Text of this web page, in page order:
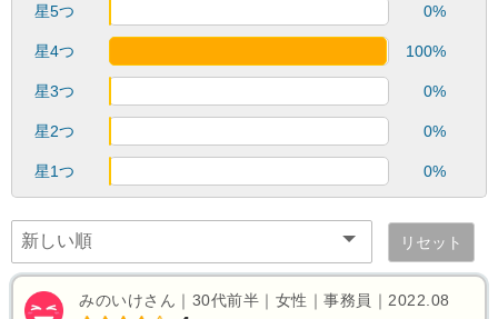
星5つ 0%
星4つ 100%
星3つ 0%
星2つ 0%
星1つ 0%
リセット
みのいけさん｜30代前半｜女性｜事務員｜2022.08